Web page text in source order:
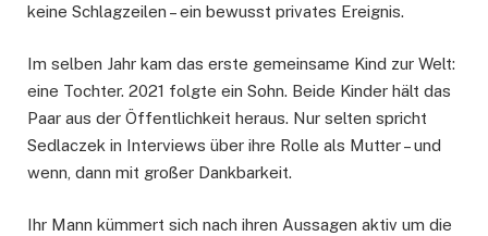
keine Schlagzeilen – ein bewusst privates Ereignis.
Im selben Jahr kam das erste gemeinsame Kind zur Welt:
eine Tochter. 2021 folgte ein Sohn. Beide Kinder hält das
Paar aus der Öffentlichkeit heraus. Nur selten spricht
Sedlaczek in Interviews über ihre Rolle als Mutter – und
wenn, dann mit großer Dankbarkeit.
Ihr Mann kümmert sich nach ihren Aussagen aktiv um die